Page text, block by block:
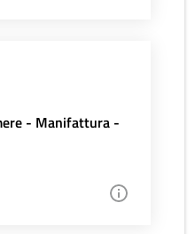
- Manifattura -